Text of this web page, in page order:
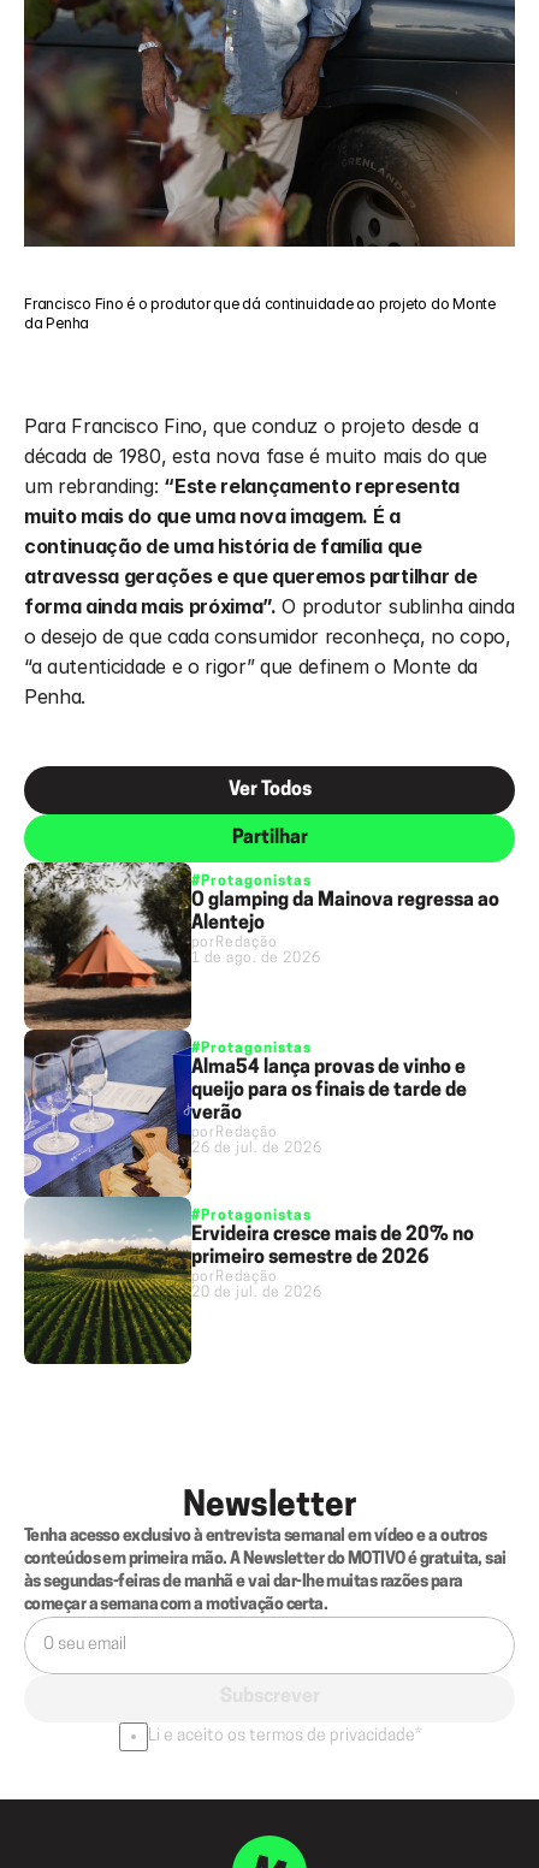
Francisco Fino é o produtor que dá continuidade ao projeto do Monte
da Penha
Para Francisco Fino, que conduz o projeto desde a
década de 1980, esta nova fase é muito mais do que
um rebranding: “Este relançamento representa
muito mais do que uma nova imagem. É a
continuação de uma história de família que
atravessa gerações e que queremos partilhar de
forma ainda mais próxima”. O produtor sublinha ainda
o desejo de que cada consumidor reconheça, no copo,
“a autenticidade e o rigor” que definem o Monte da
Penha.
Ver Todos
Partilhar
#Protagonistas
O glamping da Mainova regressa ao
Alentejo
por Redação
1 de ago. de 2026
#Protagonistas
Alma54 lança provas de vinho e
queijo para os finais de tarde de
verão
por Redação
26 de jul. de 2026
#Protagonistas
Ervideira cresce mais de 20% no
primeiro semestre de 2026
por Redação
20 de jul. de 2026
Newsletter
Tenha acesso exclusivo à entrevista semanal em vídeo e a outros
conteúdos em primeira mão. A Newsletter do MOTIVO é gratuita, sai
às segundas-feiras de manhã e vai dar-lhe muitas razões para
começar a semana com a motivação certa.
Li e aceito os termos de privacidade*